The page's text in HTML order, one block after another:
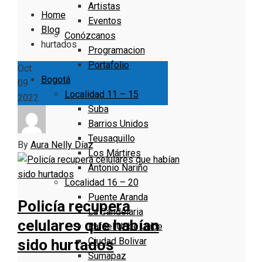
Artistas
Eventos
Conózcanos
Programacion
Portafolio
Bogotá
Localidad 11 – 15
Suba
Barrios Unidos
Teusaquillo
Los Mártires
Antonio Nariño
Localidad 16 – 20
Puente Aranda
La Candelaria
Rafael Uribe Uribe
Ciudad Bolivar
Sumapaz
Home
Blog
hurtados
Oct
09
2022
By Aura Nelly Díaz
Policía recupera
celulares que habían
sido hurtados